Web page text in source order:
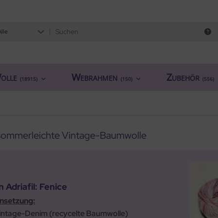
(18915) Webrahmen (150) Zubehör (556)
Vintage-Baumwolle
Adriafil: Fenice
Denim (recycelte Baumwolle)